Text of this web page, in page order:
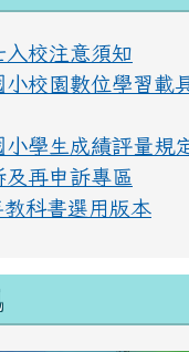
入校注意須知
小校園數位學習載
小學生成績評量規
及再申訴專區
科書選用版本